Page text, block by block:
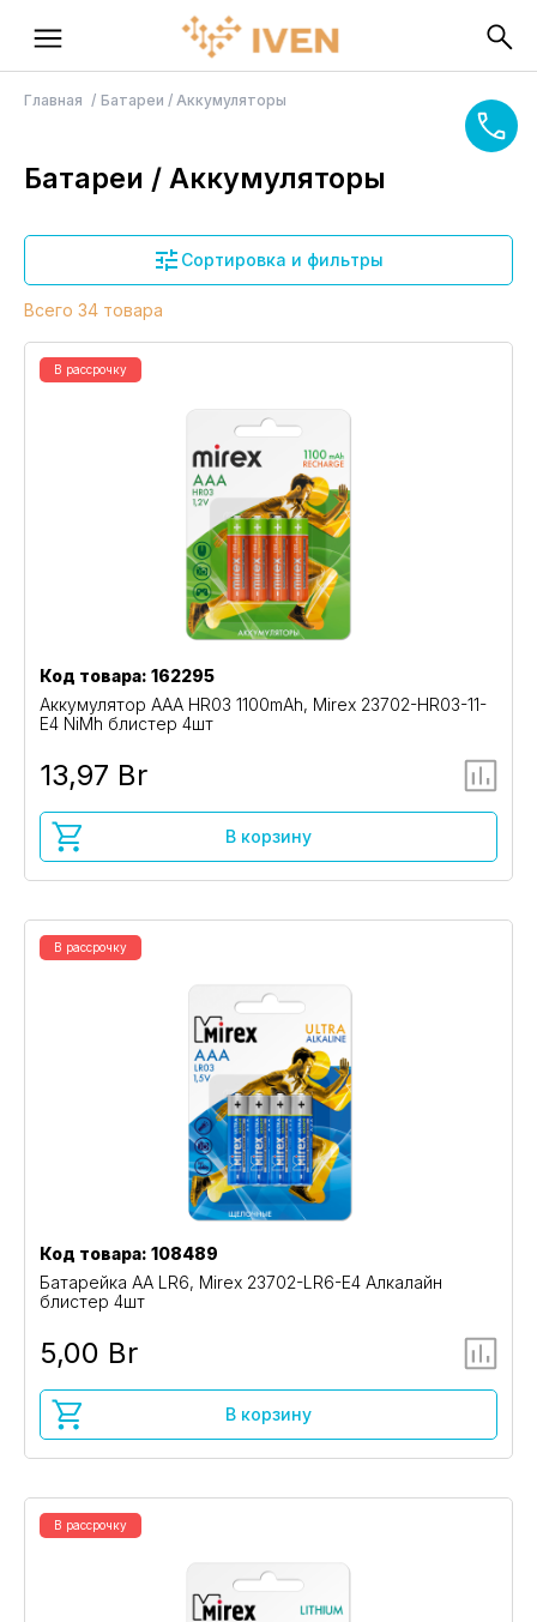
Главная Батареи / Аккумуляторы
Батареи / Аккумуляторы
Сортировка и фильтры
Всего 34 товара
В рассрочку
Код товара: 162295
Аккумулятор AAA HR03 1100mAh, Mirex 23702-HR03-11-
E4 NiMh блистер 4шт
13,97 Br
В корзину
В рассрочку
Код товара: 108489
Батарейка AA LR6, Mirex 23702-LR6-E4 Алкалайн
блистер 4шт
5,00 Br
В корзину
В рассрочку